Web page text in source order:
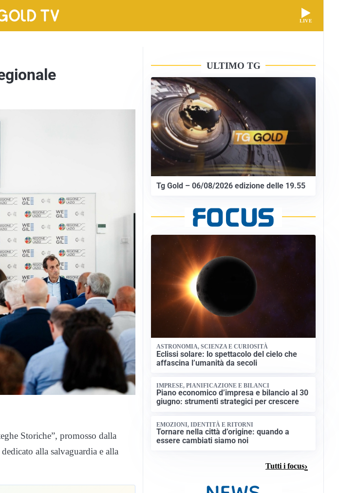
LIVE
Storiche”, promosso dalla
alla salvaguardia e alla
ULTIMO TG
Tg Gold – 06/08/2026 edizione delle 19.55
ASTRONOMIA, SCIENZA E CURIOSITÀ
Eclissi solare: lo spettacolo del cielo che
affascina l’umanità da secoli
IMPRESE, PIANIFICAZIONE E BILANCI
Piano economico d’impresa e bilancio al 30
giugno: strumenti strategici per crescere
EMOZIONI, IDENTITÀ E RITORNI
Tornare nella città d’origine: quando a
essere cambiati siamo noi
Tutti i focus